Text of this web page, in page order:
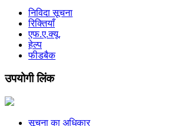
निविदा सूचना
रिक्तियाँ
एफ.ए.क्यू.
हेल्प
फीडबैक
उपयोगी लिंक
सूचना का अधिकार